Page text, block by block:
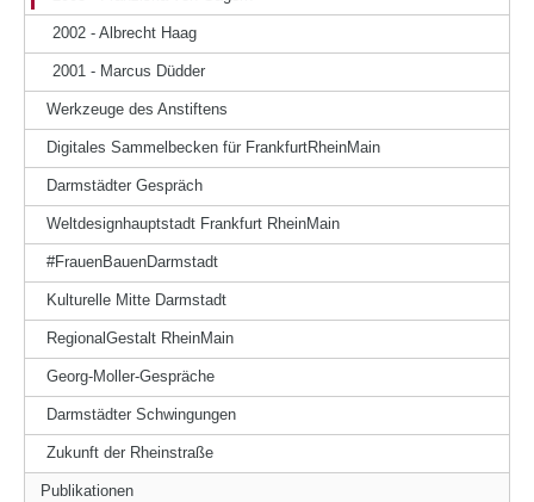
2002 - Albrecht Haag
2001 - Marcus Düdder
Werkzeuge des Anstiftens
Digitales Sammelbecken für FrankfurtRheinMain
Darmstädter Gespräch
Weltdesignhauptstadt Frankfurt RheinMain
#FrauenBauenDarmstadt
Kulturelle Mitte Darmstadt
RegionalGestalt RheinMain
Georg-Moller-Gespräche
Darmstädter Schwingungen
Zukunft der Rheinstraße
Publikationen